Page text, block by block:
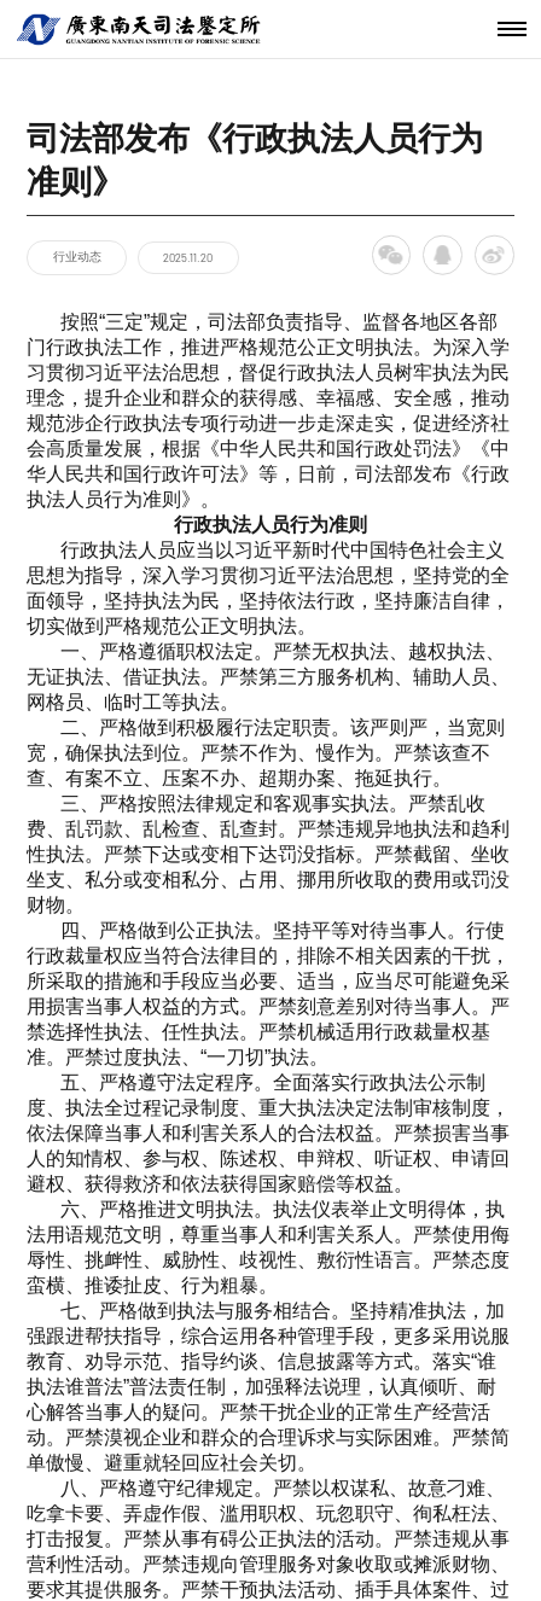
关于南天
发展历程
核心团队
科技研发
分支机构
鉴定服务
鉴定指南
法规标准
经典案例
物证类鉴定
声像资料类
新闻资讯
通知公告
行业动态
工程中心
开放课题
联系我们
司法部发布《行政执法人员行为
准则》
行业动态 2025.11.20
按照“三定”规定，司法部负责指导、监督各地区各部
门行政执法工作，推进严格规范公正文明执法。为深入学
习贯彻习近平法治思想，督促行政执法人员树牢执法为民
理念，提升企业和群众的获得感、幸福感、安全感，推动
规范涉企行政执法专项行动进一步走深走实，促进经济社
会高质量发展，根据《中华人民共和国行政处罚法》《中
华人民共和国行政许可法》等，日前，司法部发布《行政
执法人员行为准则》。
行政执法人员行为准则
行政执法人员应当以习近平新时代中国特色社会主义
思想为指导，深入学习贯彻习近平法治思想，坚持党的全
面领导，坚持执法为民，坚持依法行政，坚持廉洁自律，
切实做到严格规范公正文明执法。
一、严格遵循职权法定。严禁无权执法、越权执法、
无证执法、借证执法。严禁第三方服务机构、辅助人员、
网格员、临时工等执法。
二、严格做到积极履行法定职责。该严则严，当宽则
宽，确保执法到位。严禁不作为、慢作为。严禁该查不
查、有案不立、压案不办、超期办案、拖延执行。
三、严格按照法律规定和客观事实执法。严禁乱收
费、乱罚款、乱检查、乱查封。严禁违规异地执法和趋利
性执法。严禁下达或变相下达罚没指标。严禁截留、坐收
坐支、私分或变相私分、占用、挪用所收取的费用或罚没
财物。
四、严格做到公正执法。坚持平等对待当事人。行使
行政裁量权应当符合法律目的，排除不相关因素的干扰，
所采取的措施和手段应当必要、适当，应当尽可能避免采
用损害当事人权益的方式。严禁刻意差别对待当事人。严
禁选择性执法、任性执法。严禁机械适用行政裁量权基
准。严禁过度执法、“一刀切”执法。
五、严格遵守法定程序。全面落实行政执法公示制
度、执法全过程记录制度、重大执法决定法制审核制度，
依法保障当事人和利害关系人的合法权益。严禁损害当事
人的知情权、参与权、陈述权、申辩权、听证权、申请回
避权、获得救济和依法获得国家赔偿等权益。
六、严格推进文明执法。执法仪表举止文明得体，执
法用语规范文明，尊重当事人和利害关系人。严禁使用侮
辱性、挑衅性、威胁性、歧视性、敷衍性语言。严禁态度
蛮横、推诿扯皮、行为粗暴。
七、严格做到执法与服务相结合。坚持精准执法，加
强跟进帮扶指导，综合运用各种管理手段，更多采用说服
教育、劝导示范、指导约谈、信息披露等方式。落实“谁
执法谁普法”普法责任制，加强释法说理，认真倾听、耐
心解答当事人的疑问。严禁干扰企业的正常生产经营活
动。严禁漠视企业和群众的合理诉求与实际困难。严禁简
单傲慢、避重就轻回应社会关切。
八、严格遵守纪律规定。严禁以权谋私、故意刁难、
吃拿卡要、弄虚作假、滥用职权、玩忽职守、徇私枉法、
打击报复。严禁从事有碍公正执法的活动。严禁违规从事
营利性活动。严禁违规向管理服务对象收取或摊派财物、
要求其提供服务。严禁干预执法活动、插手具体案件、过